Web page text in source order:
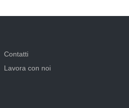
Contatti
Lavora con noi